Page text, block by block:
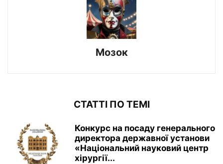
Мозок
СТАТТІ ПО ТЕМІ
Конкурс на посаду генерального
директора державної установи
«Національний науковий центр
хірургії...